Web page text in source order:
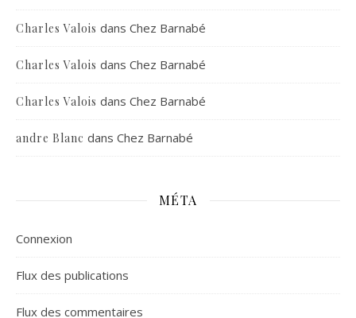
Charles Valois dans Chez Barnabé
Charles Valois dans Chez Barnabé
Charles Valois dans Chez Barnabé
andre Blanc dans Chez Barnabé
MÉTA
Connexion
Flux des publications
Flux des commentaires